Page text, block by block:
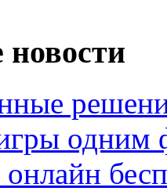
новости
одним